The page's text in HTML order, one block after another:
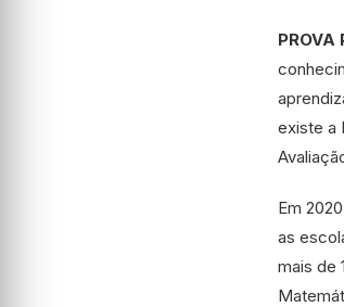
PROVA
existe a
Em
as
mais de